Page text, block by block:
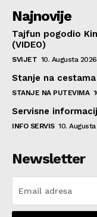
Najnovije
Tajfun pogodio
(VIDEO)
SVIJET 10. Augusta
Stanje na
STANJE NA PUTEVIMA
Servisne
INFO SERVIS 10.
Newsletter